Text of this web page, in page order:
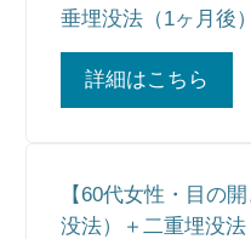
垂埋没法（1ヶ月後）
詳細はこちら
【60代女性・目の
没法）＋二重埋没